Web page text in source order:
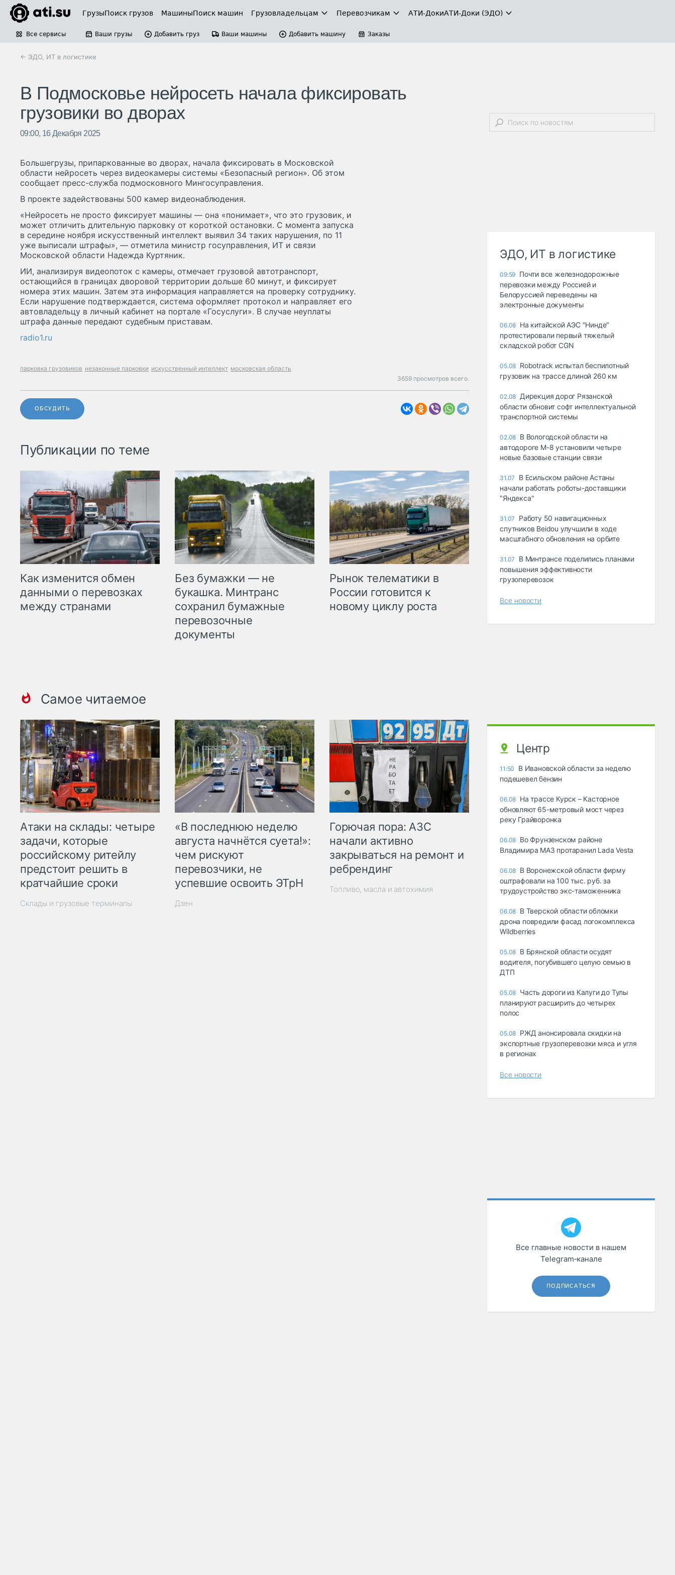
ГрузыПоиск грузов МашиныПоиск машин Грузовладельцам Перевозчикам АТИ-ДокиАТИ-Доки (ЭДО)
Все сервисы Ваши грузы Добавить груз Ваши машины Добавить машину Заказы
← ЭДО, ИТ в логистике
В Подмосковье нейросеть начала фиксировать
грузовики во дворах
09:00, 16 Декабря 2025
Большегрузы, припаркованные во дворах, начала фиксировать в Московской
области нейросеть через видеокамеры системы «Безопасный регион». Об этом
сообщает пресс-служба подмосковного Мингосуправления.
В проекте задействованы 500 камер видеонаблюдения.
«Нейросеть не просто фиксирует машины — она «понимает», что это грузовик, и
может отличить длительную парковку от короткой остановки. С момента запуска
в середине ноября искусственный интеллект выявил 34 таких нарушения, по 11
уже выписали штрафы», — отметила министр госуправления, ИТ и связи
Московской области Надежда Куртяник.
ИИ, анализируя видеопоток с камеры, отмечает грузовой автотранспорт,
остающийся в границах дворовой территории дольше 60 минут, и фиксирует
номера этих машин. Затем эта информация направляется на проверку сотруднику.
Если нарушение подтверждается, система оформляет протокол и направляет его
автовладельцу в личный кабинет на портале «Госуслуги». В случае неуплаты
штрафа данные передают судебным приставам.
radio1.ru
парковка грузовиков незаконные парковки искусственный интеллект московская область
3659 просмотров всего.
ОБСУДИТЬ
Публикации по теме
Как изменится обмен
данными о перевозках
между странами
Без бумажки — не
букашка. Минтранс
сохранил бумажные
перевозочные
документы
Рынок телематики в
России готовится к
новому циклу роста
Самое читаемое
Атаки на склады: четыре
задачи, которые
российскому ритейлу
предстоит решить в
кратчайшие сроки
Склады и грузовые терминалы
«В последнюю неделю
августа начнётся суета!»:
чем рискуют
перевозчики, не
успевшие освоить ЭТрН
Дзен
Горючая пора: АЗС
начали активно
закрываться на ремонт и
ребрендинг
Топливо, масла и автохимия
ЭДО, ИТ в логистике
09:59 Почти все железнодорожные
перевозки между Россией и
Белоруссией переведены на
электронные документы
06.08 На китайской АЭС "Нинде"
протестировали первый тяжелый
складской робот CGN
05.08 Robotrack испытал беспилотный
грузовик на трассе длиной 260 км
02.08 Дирекция дорог Рязанской
области обновит софт интеллектуальной
транспортной системы
02.08 В Вологодской области на
автодороге М-8 установили четыре
новые базовые станции связи
31.07
В Есильском районе Астаны
начали работать роботы-доставщики
"Яндекса"
31.07
Работу 50 навигационных
спутников Beidou улучшили в ходе
масштабного обновления на орбите
31.07
В Минтрансе поделились планами
повышения эффективности
грузоперевозок
Все новости
Центр
11:50
В Ивановской области за неделю
подешевел бензин
06.08 На трассе Курск – Касторное
обновляют 65-метровый мост через
реку Грайворонка
06.08 Во Фрунзенском районе
Владимира МАЗ протаранил Lada Vesta
06.08 В Воронежской области фирму
оштрафовали на 100 тыс. руб. за
трудоустройство экс-таможенника
06.08 В Тверской области обломки
дрона повредили фасад логокомплекса
Wildberries
05.08 В Брянской области осудят
водителя, погубившего целую семью в
ДТП
05.08 Часть дороги из Калуги до Тулы
планируют расширить до четырех
полос
05.08 РЖД анонсировала скидки на
экспортные грузоперевозки мяса и угля
в регионах
Все новости
Все главные новости в нашем
Telegram‑канале
ПОДПИСАТЬСЯ